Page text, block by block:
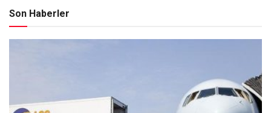
Son Haberler